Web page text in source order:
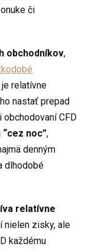
či
obchodníkov,
relatívne
nastať prepad
CFD
noc”,
denným
dlhodobé
relatívne
nielen zisky, ale
každému